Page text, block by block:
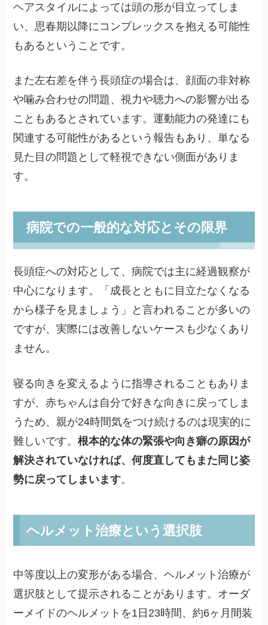
ヘアスタイルによっては頭の形が目立ってしま
い、思春期以降にコンプレックスを抱える可能性
もあるということです。
また左右差を伴う長頭症の場合は、顔面の非対称
や噛み合わせの問題、視力や聴力への影響が出る
こともあるとされています。運動能力の発達にも
関連する可能性があるという報告もあり、単なる
見た目の問題として軽視できない側面がありま
す。
病院での一般的な対応とその限界
長頭症への対応として、病院では主に経過観察が
中心になります。「成長とともに目立たなくなる
から様子を見ましょう」と言われることが多いの
ですが、実際には改善しないケースも少なくあり
ません。
寝る向きを変えるように指導されることもありま
すが、赤ちゃんは自分で好きな向きに戻ってしま
うため、親が24時間気をつけ続けるのは現実的に
難しいです。根本的な体の緊張や向き癖の原因が
解決されていなければ、何度直してもまた同じ姿
勢に戻ってしまいます。
ヘルメット治療という選択肢
中等度以上の変形がある場合、ヘルメット治療が
選択肢として提示されることがあります。オーダ
ーメイドのヘルメットを1日23時間、約6ヶ月間装